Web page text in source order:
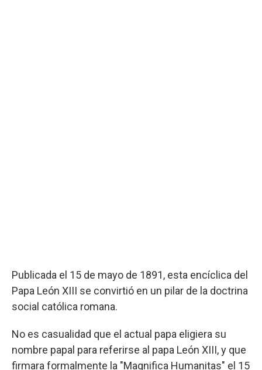
Publicada el 15 de mayo de 1891, esta encíclica del
Papa León XIII se convirtió en un pilar de la doctrina
social católica romana.
No es casualidad que el actual papa eligiera su
nombre papal para referirse al papa León XIII, y que
firmara formalmente la "Magnifica Humanitas" el 15